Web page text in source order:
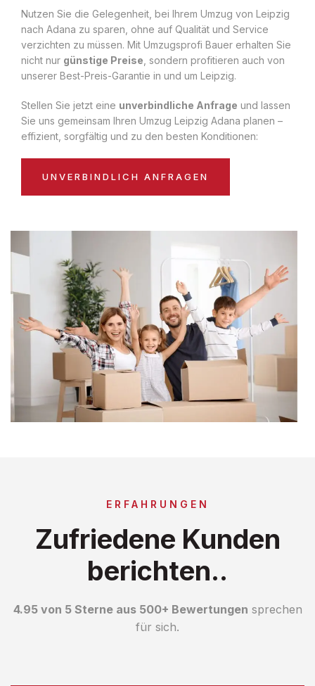
Nutzen Sie die Gelegenheit, bei Ihrem Umzug von Leipzig
nach Adana zu sparen, ohne auf Qualität und Service
verzichten zu müssen. Mit Umzugsprofi Bauer erhalten Sie
nicht nur günstige Preise , sondern profitieren auch von
unserer Best-Preis-Garantie in und um Leipzig.
Stellen Sie jetzt eine unverbindliche Anfrage und lassen
Sie uns gemeinsam Ihren Umzug Leipzig Adana planen –
effizient, sorgfältig und zu den besten Konditionen:
UNVERBINDLICH ANFRAGEN
ERFAHRUNGEN
Zufriedene Kunden
berichten..
4.95 von 5 Sterne aus 500+ Bewertungen sprechen
für sich.